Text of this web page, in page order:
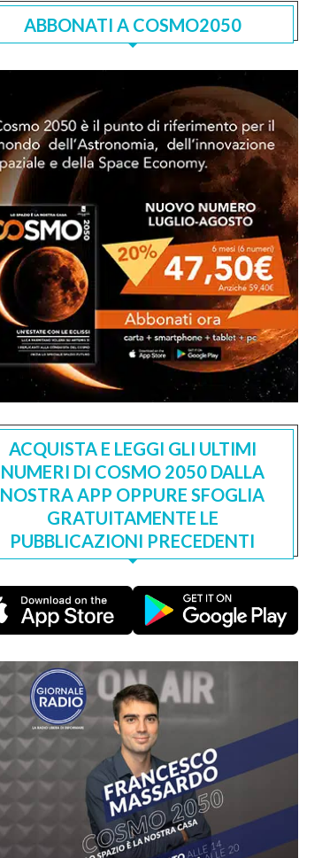
ABBONATI A COSMO2050
ACQUISTA E LEGGI GLI ULTIMI
NUMERI DI COSMO 2050 DALLA
NOSTRA APP OPPURE SFOGLIA
GRATUITAMENTE LE
PUBBLICAZIONI PRECEDENTI